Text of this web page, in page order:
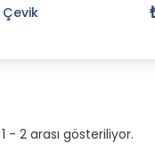
Çevik
- 2 arası gösteriliyor.